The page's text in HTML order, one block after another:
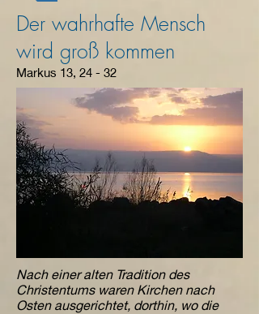
Der wahrhafte Mensch
wird groß kommen
Markus 13, 24 - 32
Nach einer alten Tradition des
Christentums waren Kirchen nach
Osten ausgerichtet, dorthin, wo die